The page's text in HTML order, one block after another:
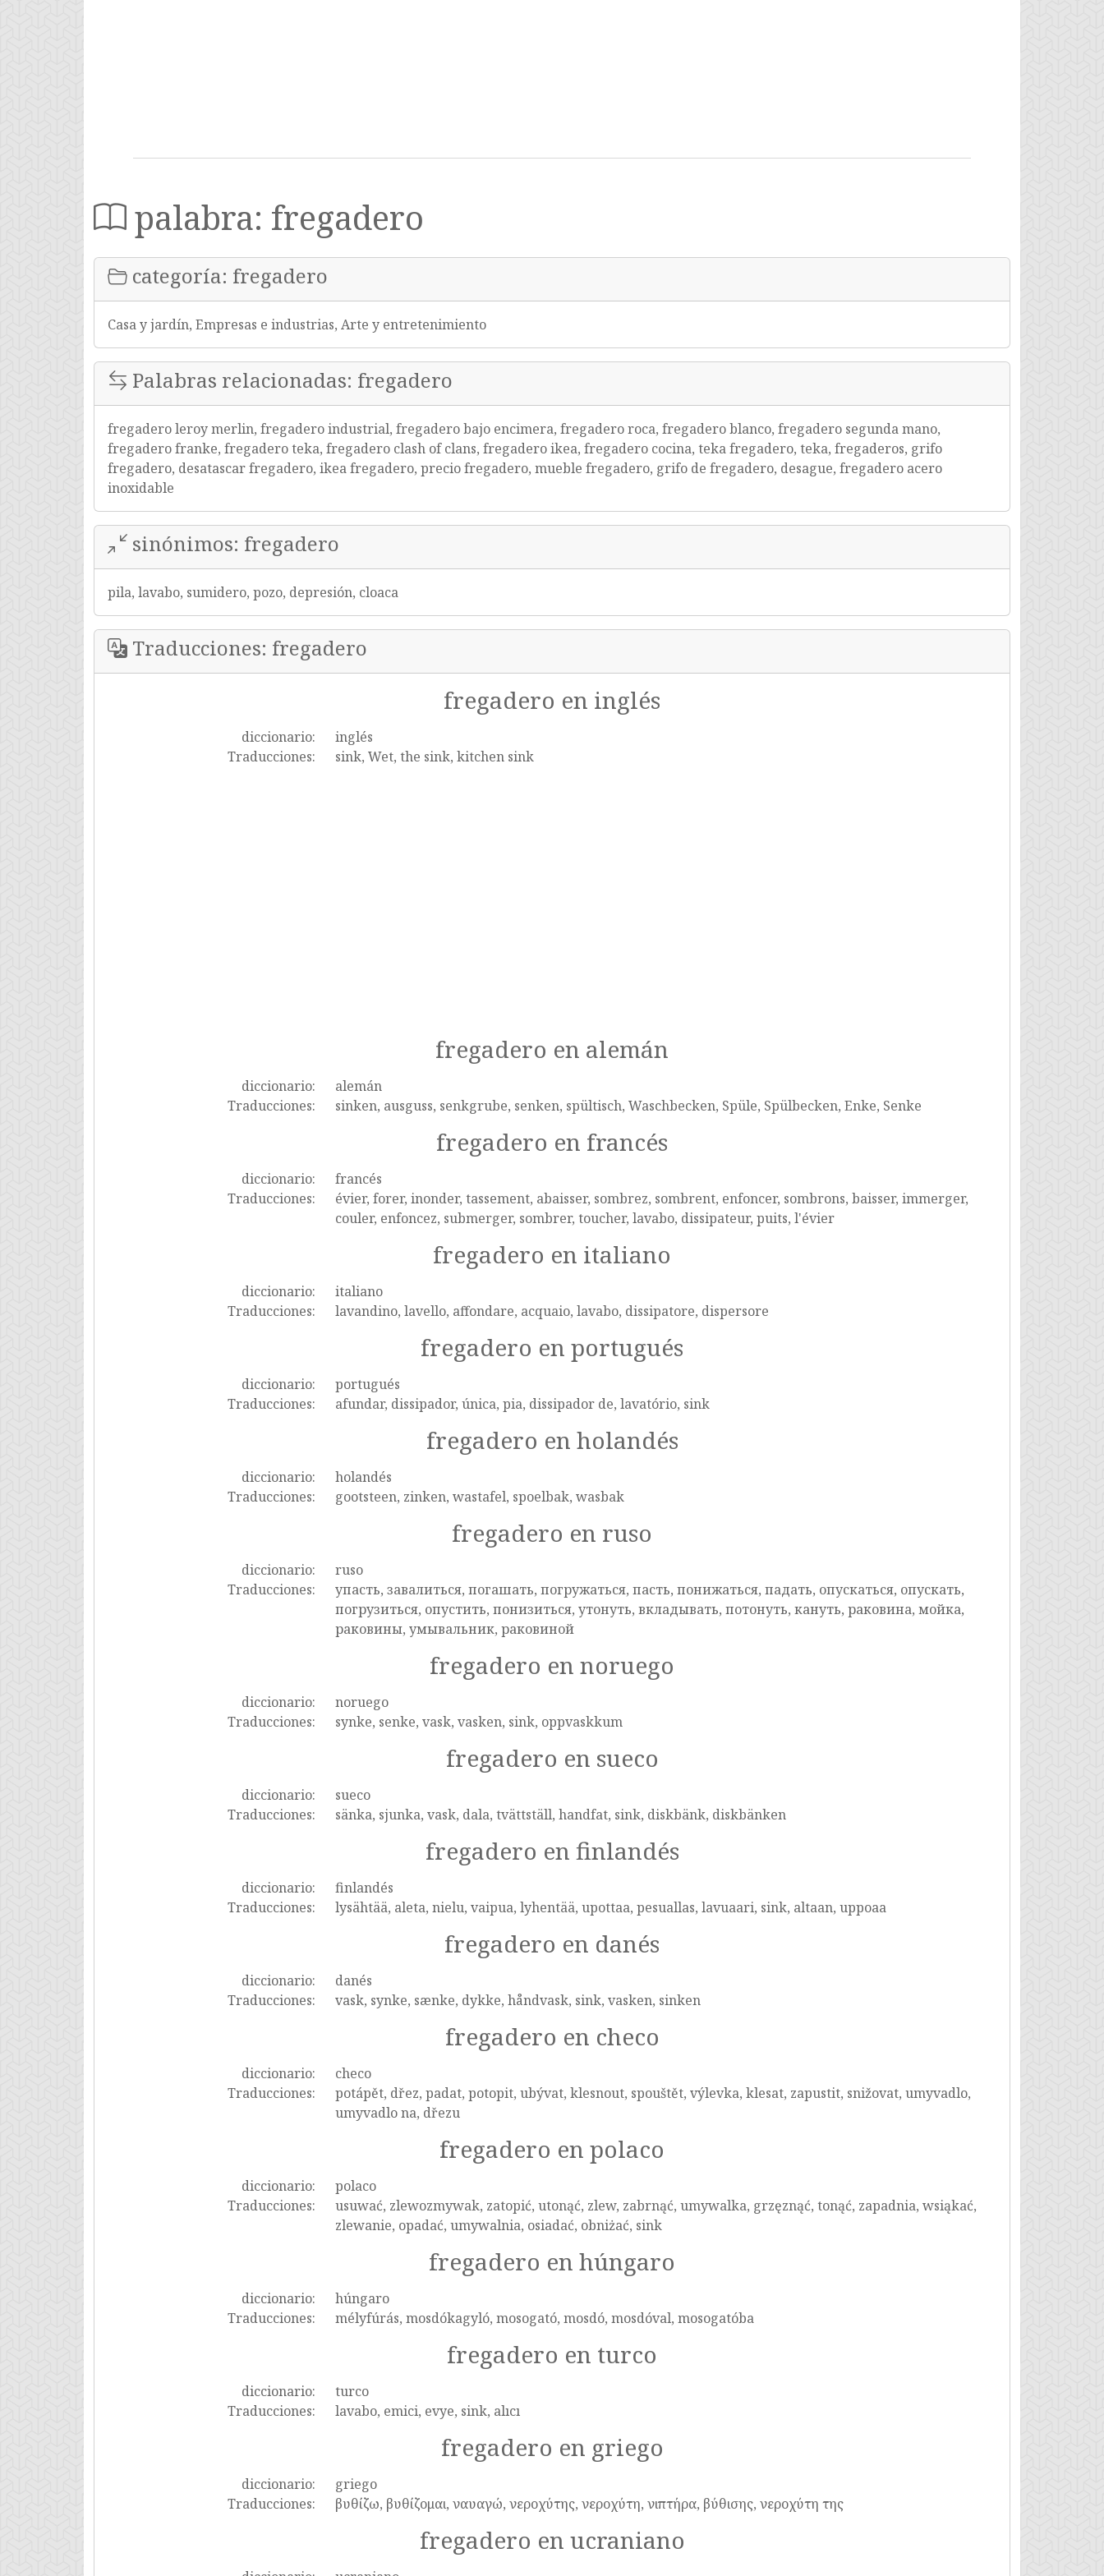
palabra: fregadero
categoría: fregadero
Casa y jardín, Empresas e industrias, Arte y entretenimiento
Palabras relacionadas: fregadero
fregadero leroy merlin, fregadero industrial, fregadero bajo encimera, fregadero roca, fregadero blanco, fregadero segunda mano,
fregadero franke, fregadero teka, fregadero clash of clans, fregadero ikea, fregadero cocina, teka fregadero, teka, fregaderos, grifo
fregadero, desatascar fregadero, ikea fregadero, precio fregadero, mueble fregadero, grifo de fregadero, desague, fregadero acero
inoxidable
sinónimos: fregadero
pila, lavabo, sumidero, pozo, depresión, cloaca
Traducciones: fregadero
fregadero en inglés
diccionario:
inglés
Traducciones:
sink, Wet, the sink, kitchen sink
fregadero en alemán
diccionario:
alemán
Traducciones:
sinken, ausguss, senkgrube, senken, spültisch, Waschbecken, Spüle, Spülbecken, Enke, Senke
fregadero en francés
diccionario:
francés
Traducciones:
évier, forer, inonder, tassement, abaisser, sombrez, sombrent, enfoncer, sombrons, baisser, immerger,
couler, enfoncez, submerger, sombrer, toucher, lavabo, dissipateur, puits, l'évier
fregadero en italiano
diccionario:
italiano
Traducciones:
lavandino, lavello, affondare, acquaio, lavabo, dissipatore, dispersore
fregadero en portugués
diccionario:
portugués
Traducciones:
afundar, dissipador, única, pia, dissipador de, lavatório, sink
fregadero en holandés
diccionario:
holandés
Traducciones:
gootsteen, zinken, wastafel, spoelbak, wasbak
fregadero en ruso
diccionario:
ruso
Traducciones:
упасть, завалиться, погашать, погружаться, пасть, понижаться, падать, опускаться, опускать,
погрузиться, опустить, понизиться, утонуть, вкладывать, потонуть, кануть, раковина, мойка,
раковины, умывальник, раковиной
fregadero en noruego
diccionario:
noruego
Traducciones:
synke, senke, vask, vasken, sink, oppvaskkum
fregadero en sueco
diccionario:
sueco
Traducciones:
sänka, sjunka, vask, dala, tvättställ, handfat, sink, diskbänk, diskbänken
fregadero en finlandés
diccionario:
finlandés
Traducciones:
lysähtää, aleta, nielu, vaipua, lyhentää, upottaa, pesuallas, lavuaari, sink, altaan, uppoaa
fregadero en danés
diccionario:
danés
Traducciones:
vask, synke, sænke, dykke, håndvask, sink, vasken, sinken
fregadero en checo
diccionario:
checo
Traducciones:
potápět, dřez, padat, potopit, ubývat, klesnout, spouštět, výlevka, klesat, zapustit, snižovat, umyvadlo,
umyvadlo na, dřezu
fregadero en polaco
diccionario:
polaco
Traducciones:
usuwać, zlewozmywak, zatopić, utonąć, zlew, zabrnąć, umywalka, grzęznąć, tonąć, zapadnia, wsiąkać,
zlewanie, opadać, umywalnia, osiadać, obniżać, sink
fregadero en húngaro
diccionario:
húngaro
Traducciones:
mélyfúrás, mosdókagyló, mosogató, mosdó, mosdóval, mosogatóba
fregadero en turco
diccionario:
turco
Traducciones:
lavabo, emici, evye, sink, alıcı
fregadero en griego
diccionario:
griego
Traducciones:
βυθίζω, βυθίζομαι, ναυαγώ, νεροχύτης, νεροχύτη, νιπτήρα, βύθισης, νεροχύτη της
fregadero en ucraniano